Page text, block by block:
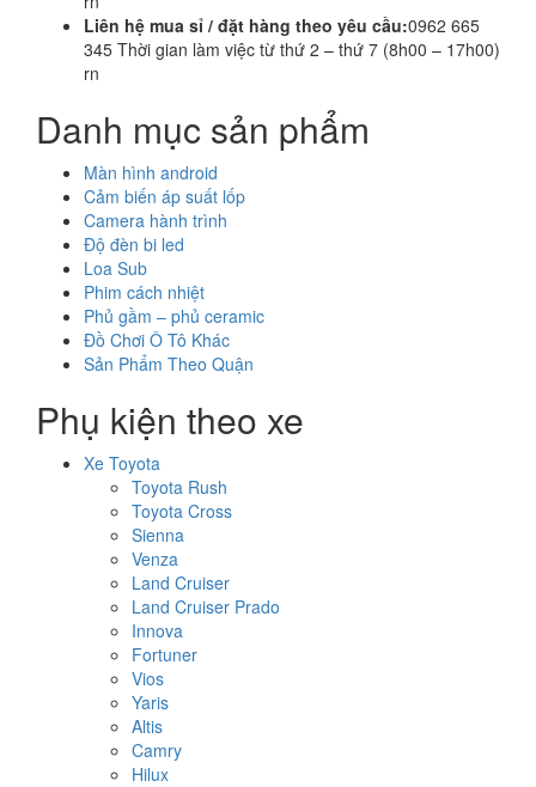
Liên hệ mua sỉ / đặt hàng theo yêu cầu:0962 665
345 Thời gian làm việc từ thứ 2 – thứ 7 (8h00 – 17h00)
rn
Danh mục sản phẩm
Màn hình android
Cảm biến áp suất lốp
Camera hành trình
Độ đèn bi led
Loa Sub
Phim cách nhiệt
Phủ gầm – phủ ceramic
Đồ Chơi Ô Tô Khác
Sản Phẩm Theo Quận
Phụ kiện theo xe
Xe Toyota
Toyota Rush
Toyota Cross
Sienna
Venza
Land Cruiser
Land Cruiser Prado
Innova
Fortuner
Vios
Yaris
Altis
Camry
Hilux